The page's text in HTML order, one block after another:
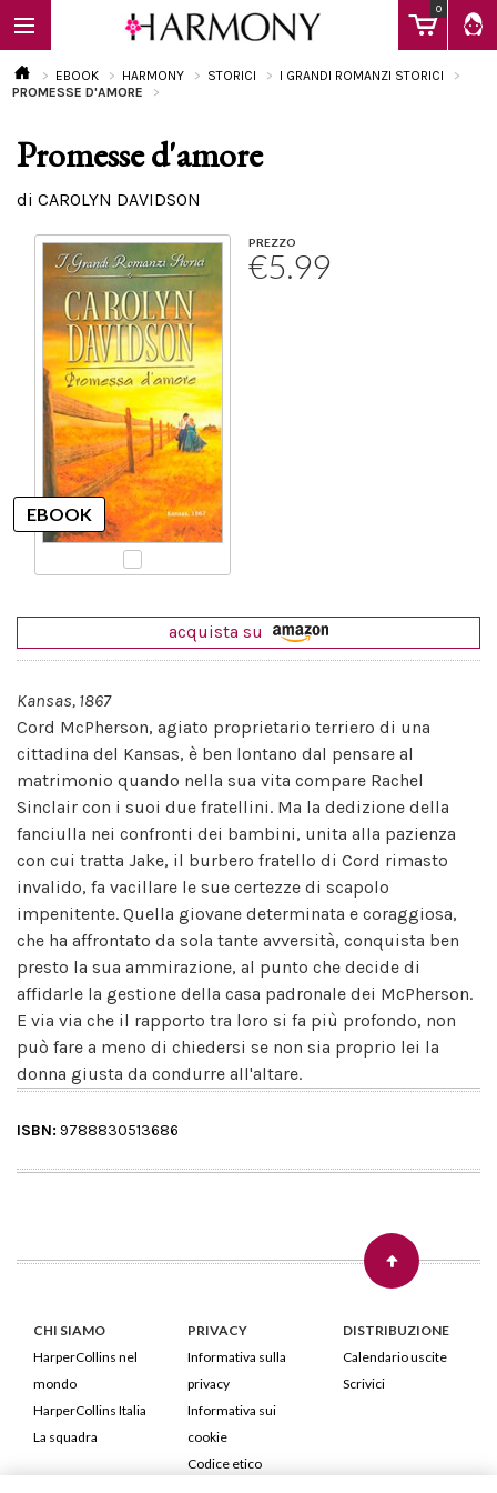
0
EBOOK
Calendario
EBOOK HARMONY STORICI
I GRANDI ROMANZI STORICI
PROMESSE D'AMORE
Promesse d'amore
di CAROLYN DAVIDSON
PREZZO
€5.99
acquista su
Kansas, 1867
Cord McPherson, agiato proprietario terriero di una
cittadina del Kansas, è ben lontano dal pensare al
matrimonio quando nella sua vita compare Rachel
Sinclair con i suoi due fratellini. Ma la dedizione della
fanciulla nei confronti dei bambini, unita alla pazienza
con cui tratta Jake, il burbero fratello di Cord rimasto
invalido, fa vacillare le sue certezze di scapolo
impenitente. Quella giovane determinata e coraggiosa,
che ha affrontato da sola tante avversità, conquista ben
presto la sua ammirazione, al punto che decide di
affidarle la gestione della casa padronale dei McPherson.
E via via che il rapporto tra loro si fa più profondo, non
può fare a meno di chiedersi se non sia proprio lei la
donna giusta da condurre all'altare.
ISBN: 9788830513686
CHI SIAMO
HarperCollins nel
mondo
HarperCollins Italia
La squadra
PRIVACY
Informativa sulla
privacy
Informativa sui
cookie
Codice etico
DISTRIBUZIONE
Calendario uscite
Scrivici